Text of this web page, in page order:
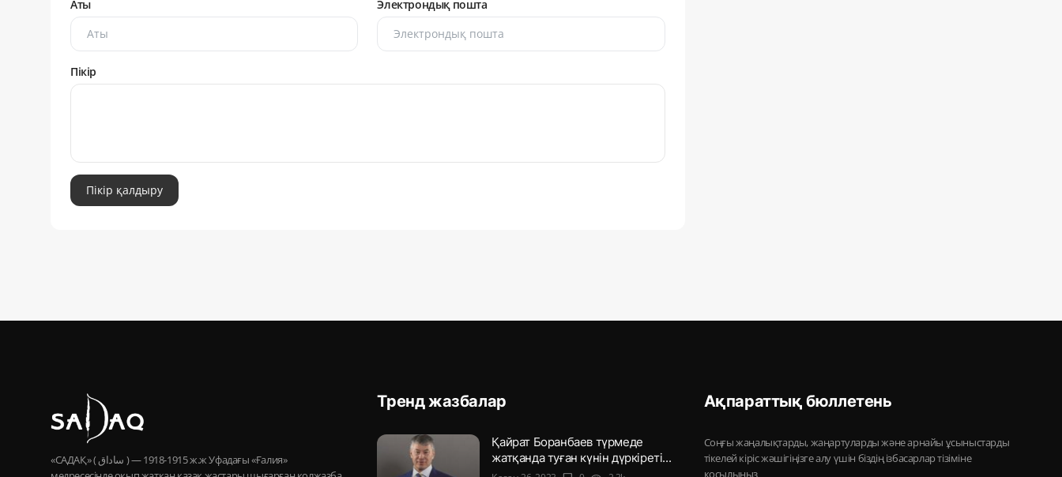
Аты Электрондық пошта
Пікір
Пікір қалдыру
«САДАҚ» ( ساداق ) — 1915-1918 ж.ж Уфадағы «Ғалия»
Тренд жазбалар
Қайрат Боранбаев түрмеде
жатқанда туған күнін дүркіреті...
Ақпараттық бюллетень
Соңғы жаңалықтарды, жаңартуларды және арнайы ұсыныстарды
тікелей кіріс жәшігіңізге алу үшін біздің ізбасарлар тізіміне
қосылыңыз